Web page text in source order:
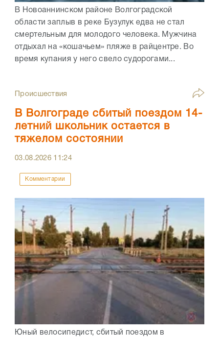
В Новоаннинском районе Волгоградской
области заплыв в реке Бузулук едва не стал
смертельным для молодого человека. Мужчина
отдыхал на «кошачьем» пляже в райцентре. Во
время купания у него свело судорогами...
Происшествия
В Волгограде сбитый поездом 14-
летний школьник остается в
тяжелом состоянии
03.08.2026 11:24
Комментарии
Юный велосипедист, сбитый поездом в